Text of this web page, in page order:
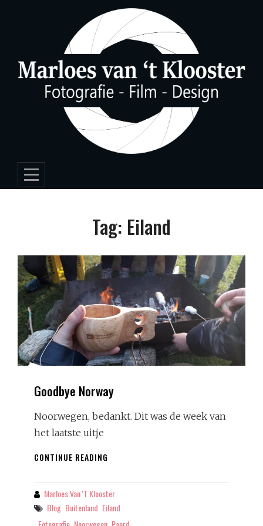
Tag: Eiland
Goodbye Norway
Noorwegen, bedankt. Dit was de week van
het laatste uitje
CONTINUE READING
By Marloes Van 't Klooster
Tags
Blog Buitenland Eiland